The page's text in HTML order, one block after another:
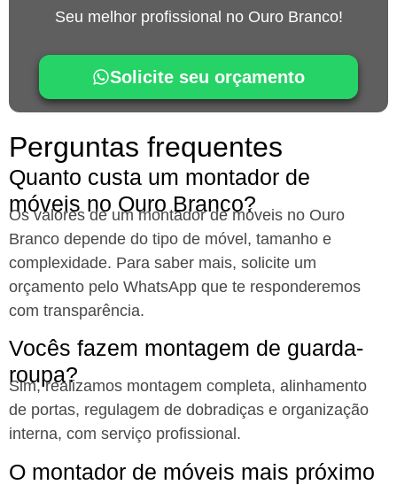
Seu melhor profissional no Ouro Branco!
Solicite seu orçamento
Perguntas frequentes
Quanto custa um montador de
móveis no Ouro Branco?
Os valores de um montador de móveis no Ouro
Branco depende do tipo de móvel, tamanho e
complexidade. Para saber mais, solicite um
orçamento pelo WhatsApp que te responderemos
com transparência.
Vocês fazem montagem de guarda-
roupa?
Sim, realizamos montagem completa, alinhamento
de portas, regulagem de dobradiças e organização
interna, com serviço profissional.
O montador de móveis mais próximo